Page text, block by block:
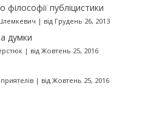
філософії публіцистики
| від Грудень 26, 2013
думки
| від Жовтень 25, 2016
| від Жовтень 25, 2016